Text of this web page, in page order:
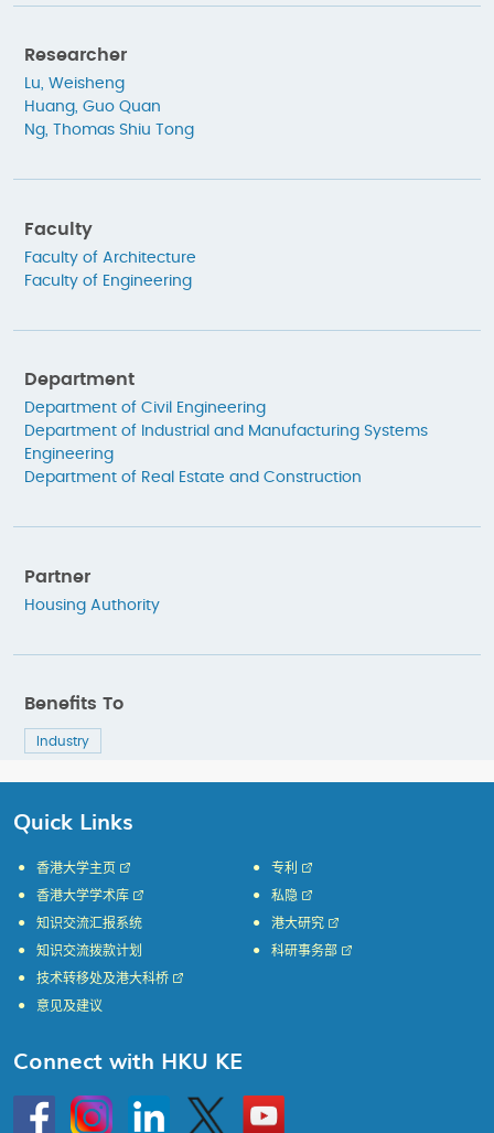
Researcher
Lu, Weisheng
Huang, Guo Quan
Ng, Thomas Shiu Tong
Faculty
Faculty of Architecture
Faculty of Engineering
Department
Department of Civil Engineering
Department of Industrial and Manufacturing Systems
Engineering
Department of Real Estate and Construction
Partner
Housing Authority
Benefits To
Industry
Quick Links
香港大学主页
香港大学学术库
知识交流汇报系统
知识交流拨款计划
专利
私隐
港大研究
科研事务部
技术转移处及港大科桥
意见及建议
Connect with HKU KE
InstagramLinkedin Twitter
Go
to